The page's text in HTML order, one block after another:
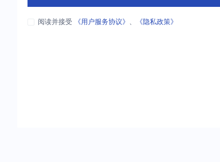
阅读并接受 《用户服务协议》 、 《隐私政策》